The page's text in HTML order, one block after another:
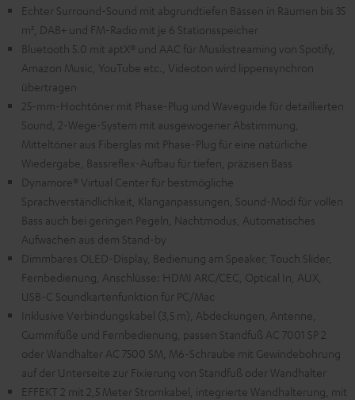
Echter Surround-Sound mit abgrundtiefen Bässen in Räumen bis 35
m², DAB+ und FM-Radio mit je 6 Stationsspeicher
Bluetooth 5.0 mit aptX® und AAC für Musikstreaming von Spotify,
Amazon Music, YouTube etc., Videoton wird lippensynchron
übertragen
25-mm-Hochtöner mit Phase-Plug und Waveguide für detaillierten
Sound, 2-Wege-System mit ausgewogener Abstimmung,
Mitteltöner aus Fiberglas mit Phase-Plug für eine natürliche
Wiedergabe, Bassreflex-Aufbau für tiefen, präzisen Bass
Dynamore® Virtual Center für bestmögliche
Sprachverständlichkeit, Klanganpassungen, Sound-Modi für vollen
Bass auch bei geringen Pegeln, Nachtmodus, Automatisches
Aufwachen aus dem Stand-by
Dimmbares OLED-Display, Bedienung am Speaker, Touch Slider,
Fernbedienung, Anschlüsse: HDMI ARC/CEC, Optical In, AUX,
USB-C Soundkartenfunktion für PC/Mac
Inklusive Verbindungskabel (3,5 m), Abdeckungen, Antenne,
Gummifüße und Fernbedienung, passen Standfuß AC 7001 SP 2
oder Wandhalter AC 7500 SM, M6-Schraube mit Gewindebohrung
auf der Unterseite zur Fixierung von Standfuß oder Wandhalter
EFFEKT 2 mit 2,5 Meter Stromkabel, integrierte Wandhalterung, mit